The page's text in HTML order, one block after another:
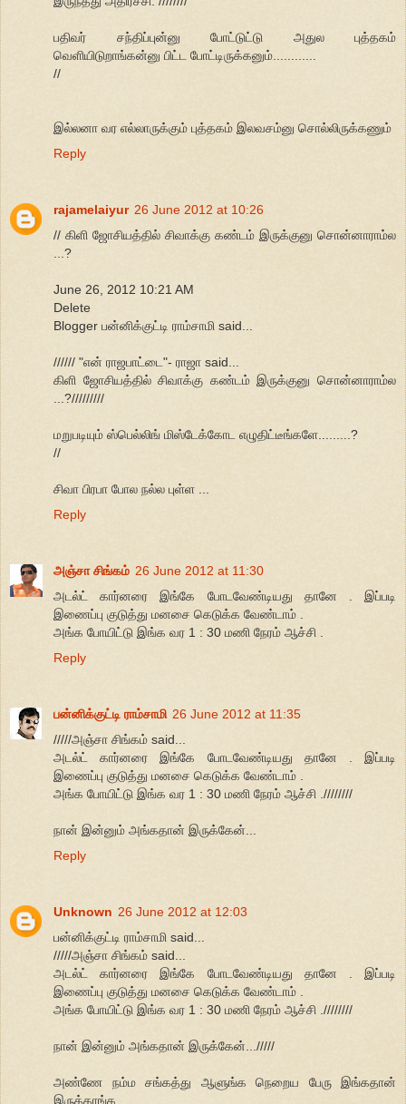
பதிவர் சந்திப்புன்னு போட்டுட்டு அதுல புத்தகம்
வெளியிடுறாங்கன்னு பிட்ட போட்டிருக்கனும்............
//
இல்லனா வர எல்லாருக்கும் புத்தகம் இலவசம்னு சொல்லிருக்கணும்
Reply
rajamelaiyur 26 June 2012 at 10:26
// கிளி ஜோசியத்தில் சிவாக்கு கண்டம் இருக்குனு சொன்னாராம்ல
...?
June 26, 2012 10:21 AM
Delete
Blogger பன்னிக்குட்டி ராம்சாமி said...
////// "என் ராஜபாட்டை"- ராஜா said...
கிளி ஜோசியத்தில் சிவாக்கு கண்டம் இருக்குனு சொன்னாராம்ல
...?/////////
மறுபடியும் ஸ்பெல்லிங் மிஸ்டேக்கோட எழுதிட்டீங்களே.........?
//
சிவா பிரபா போல நல்ல புள்ள ...
Reply
அஞ்சா சிங்கம் 26 June 2012 at 11:30
அடல்ட் கார்னரை இங்கே போடவேண்டியது தானே . இப்படி
இணைப்பு குடுத்து மனசை கெடுக்க வேண்டாம் .
அங்க போயிட்டு இங்க வர 1 : 30 மணி நேரம் ஆச்சி .
Reply
பன்னிக்குட்டி ராம்சாமி 26 June 2012 at 11:35
/////அஞ்சா சிங்கம் said...
அடல்ட் கார்னரை இங்கே போடவேண்டியது தானே . இப்படி
இணைப்பு குடுத்து மனசை கெடுக்க வேண்டாம் .
அங்க போயிட்டு இங்க வர 1 : 30 மணி நேரம் ஆச்சி .////////
நான் இன்னும் அங்கதான் இருக்கேன்...
Reply
Unknown 26 June 2012 at 12:03
பன்னிக்குட்டி ராம்சாமி said...
/////அஞ்சா சிங்கம் said...
அடல்ட் கார்னரை இங்கே போடவேண்டியது தானே . இப்படி
இணைப்பு குடுத்து மனசை கெடுக்க வேண்டாம் .
அங்க போயிட்டு இங்க வர 1 : 30 மணி நேரம் ஆச்சி .////////
நான் இன்னும் அங்கதான் இருக்கேன்.../////
அண்ணே நம்ம சங்கத்து ஆளுங்க நெறைய பேரு இங்கதான்
இருக்காங்க